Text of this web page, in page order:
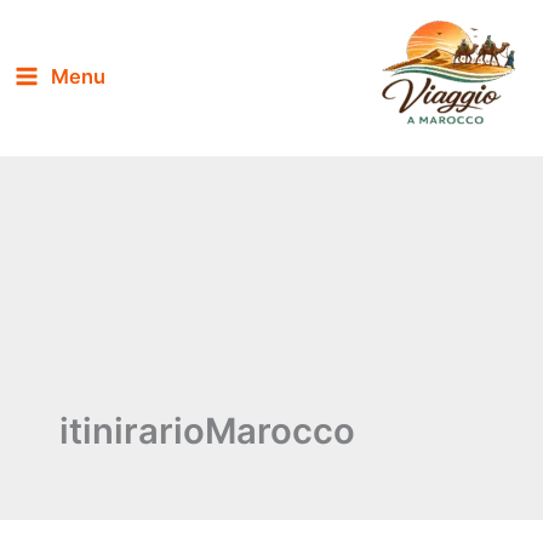
contenuto
Menu
itinirarioMarocco